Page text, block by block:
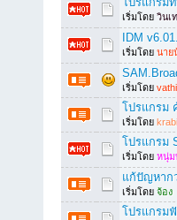
เริ่มโดย วินเ
IDM
เริ่มโดย นาย
เริ่มโดย
โปรแกรม
เริ่มโดย
โปรแกรม
เริ่มโดย หนุ่ม
แก้ปัญหาก
เริ่มโดย จ้อง
โปรแกรม